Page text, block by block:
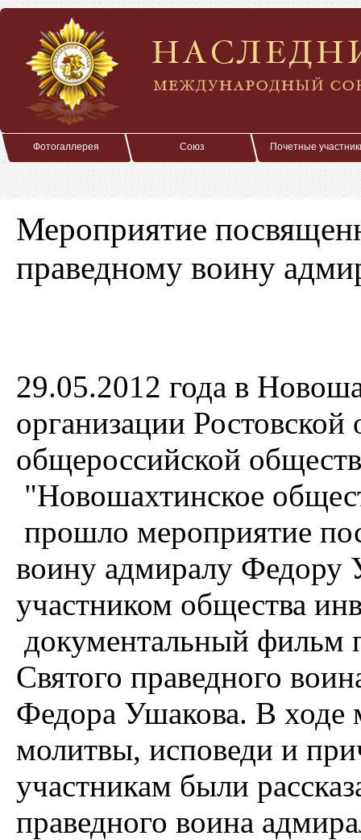
Фотогаллерея Союз Почетные
Мероприятие
праведному воину
29.05.2012 года в
организации Ростовской
общероссийской
"Новошахтинское
прошло мероприятие
воину адмиралу Федору
участником общества
документальный фильм
Святого праведного
Федора Ушакова. В ходе
молитвы, исповеди и
участникам были
праведного воина